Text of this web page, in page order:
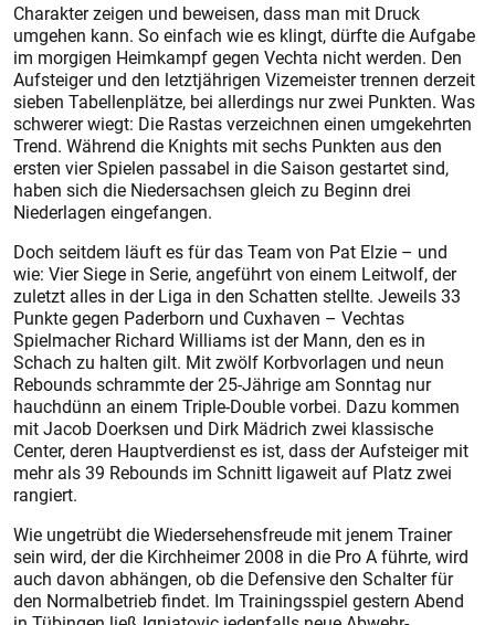
Charakter zeigen und beweisen, dass man mit Druck
umgehen kann. So einfach wie es klingt, dürfte die Aufgabe
im morgigen Heimkampf gegen Vechta nicht werden. Den
Aufsteiger und den letztjährigen Vizemeister trennen derzeit
sieben Tabellenplätze, bei allerdings nur zwei Punkten. Was
schwerer wiegt: Die Rastas verzeichnen einen umgekehrten
Trend. Während die Knights mit sechs Punkten aus den
ersten vier Spielen passabel in die Saison gestartet sind,
haben sich die Niedersachsen gleich zu Beginn drei
Niederlagen eingefangen.
Doch seitdem läuft es für das Team von Pat Elzie – und
wie: Vier Siege in Serie, angeführt von einem Leitwolf, der
zuletzt alles in der Liga in den Schatten stellte. Jeweils 33
Punkte gegen Paderborn und Cuxhaven – Vechtas
Spielmacher Richard Williams ist der Mann, den es in
Schach zu halten gilt. Mit zwölf Korbvorlagen und neun
Rebounds schrammte der 25-Jährige am Sonntag nur
hauchdünn an einem Triple-Double vorbei. Dazu kommen
mit Jacob Doerksen und Dirk Mädrich zwei klassische
Center, deren Hauptverdienst es ist, dass der Aufsteiger mit
mehr als 39 Rebounds im Schnitt ligaweit auf Platz zwei
rangiert.
Wie ungetrübt die Wiedersehensfreude mit jenem Trainer
sein wird, der die Kirchheimer 2008 in die Pro A führte, wird
auch davon abhängen, ob die Defensive den Schalter für
den Normalbetrieb findet. Im Trainingsspiel gestern Abend